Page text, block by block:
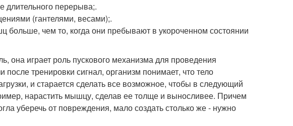
длительного перерыва;.
(гантелями, весами);.
больше, чем то, когда они пребывают в укороченном состоянии
она играет роль пускового механизма для проведения
тренировки сигнал, организм понимает, что тело
и старается сделать все возможное, чтобы в следующий
нарастить мышцу, сделав ее толще и выносливее. Причем
уберечь от повреждения, мало создать столько же - нужно